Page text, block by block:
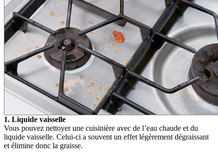
1. Liquide vaisselle
Vous pouvez nettoyer une cuisinière avec de l’eau chaude et du
liquide vaisselle. Celui-ci a souvent un effet légèrement dégraissant
et élimine donc la graisse.